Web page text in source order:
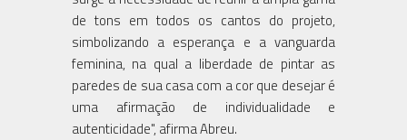
de tons em todos os cantos do projeto,
simbolizando a esperança e a vanguarda
feminina, na qual a liberdade de pintar as
paredes de sua casa com a cor que desejar é
uma afirmação de individualidade e
autenticidade", afirma Abreu.